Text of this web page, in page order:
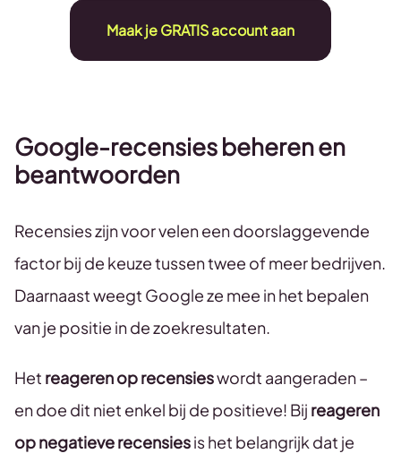
Maak je GRATIS account aan
Google-recensies beheren en
beantwoorden
Recensies zijn voor velen een doorslaggevende
factor bij de keuze tussen twee of meer bedrijven.
Daarnaast weegt Google ze mee in het bepalen
van je positie in de zoekresultaten.
Het reageren op recensieswordt aangeraden –
en doe dit niet enkel bij de positieve! Bij reageren
op negatieve recensiesis het belangrijk dat je